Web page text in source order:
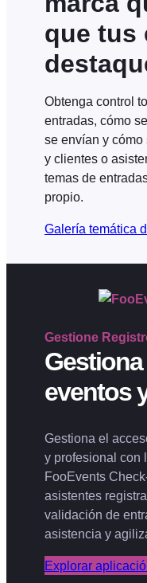
que tus
Obtenga control
entradas, cómo
se envían y
y clientes o
temas de
propio.
Galería temática
Gestione
eventos
Gestiona el
y profesional con
FooEvents
asistentes
validación de
asistencia y
Explorar